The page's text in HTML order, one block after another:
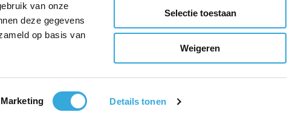
van onze
deze gegevens
op basis van
Marketing Details tonen
Selectie toestaan
Weigeren